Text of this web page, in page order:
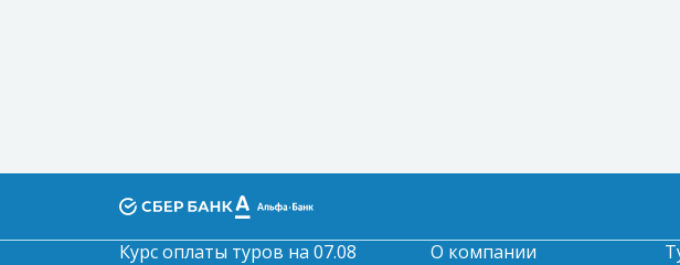
Курс оплаты туров на 07.08
О компании